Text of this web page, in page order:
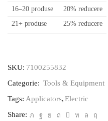
Q
LT,
Plug
16–20 produse
20% reducere
21+ produse
25% reducere
SKU: 7100255832
Categorie: Tools & Equipment
Tags: Applicators,Electric
Share: